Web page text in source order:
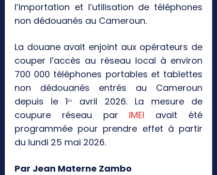
l’importation et l’utilisation de téléphones
non dédouanés au Cameroun.
La douane avait enjoint aux opérateurs de
couper l’accès au réseau local à environ
700 000 téléphones portables et tablettes
non dédouanés entrés au Cameroun
depuis le 1ᵉʳ avril 2026. La mesure de
coupure réseau par IMEI avait été
programmée pour prendre effet à partir
du lundi 25 mai 2026.
Par Jean Materne Zambo